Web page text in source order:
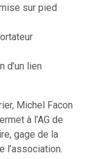
sur pied
d’un lien
Michel Facon
à l’AG de
gage de la
l’association.